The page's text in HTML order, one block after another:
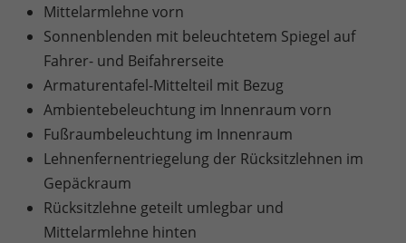
Mittelarmlehne vorn
Sonnenblenden mit beleuchtetem Spiegel auf
Fahrer- und Beifahrerseite
Armaturentafel-Mittelteil mit Bezug
Ambientebeleuchtung im Innenraum vorn
Fußraumbeleuchtung im Innenraum
Lehnenfernentriegelung der Rücksitzlehnen im
Gepäckraum
Rücksitzlehne geteilt umlegbar und
Mittelarmlehne hinten